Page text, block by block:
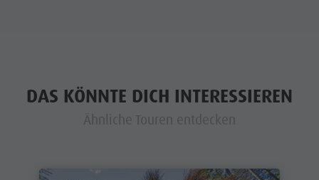
DAS KÖNNTE DICH INTERESSIEREN
Ähnliche Touren entdecken